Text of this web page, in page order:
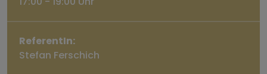
ReferentIn:
Stefan Ferschich